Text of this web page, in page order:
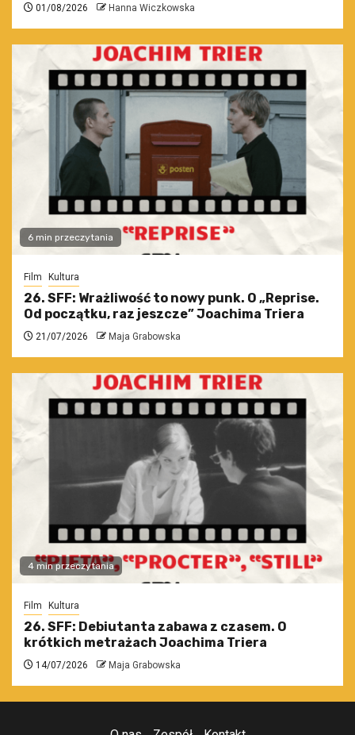
01/08/2026 Hanna Wiczkowska
6 min przeczytania
Film Kultura
26. SFF: Wrażliwość to nowy punk. O „Reprise.
Od początku, raz jeszcze” Joachima Triera
21/07/2026 Maja Grabowska
4 min przeczytania
Film Kultura
26. SFF: Debiutanta zabawa z czasem. O
krótkich metrażach Joachima Triera
14/07/2026 Maja Grabowska